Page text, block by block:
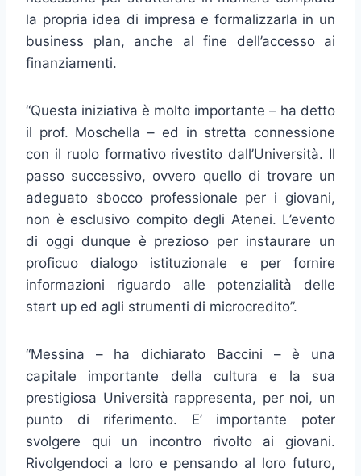
la propria idea di impresa e formalizzarla in un
business plan, anche al fine dell’accesso ai
finanziamenti.
“Questa iniziativa è molto importante – ha detto
il prof. Moschella – ed in stretta connessione
con il ruolo formativo rivestito dall’Università. Il
passo successivo, ovvero quello di trovare un
adeguato sbocco professionale per i giovani,
non è esclusivo compito degli Atenei. L’evento
di oggi dunque è prezioso per instaurare un
proficuo dialogo istituzionale e per fornire
informazioni riguardo alle potenzialità delle
start up ed agli strumenti di microcredito”.
“Messina – ha dichiarato Baccini – è una
capitale importante della cultura e la sua
prestigiosa Università rappresenta, per noi, un
punto di riferimento. E’ importante poter
svolgere qui un incontro rivolto ai giovani.
Rivolgendoci a loro e pensando al loro futuro,